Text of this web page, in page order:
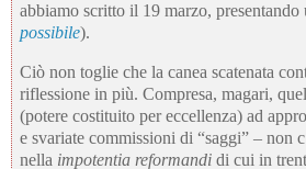
abbiamo scritto il 19 marzo,
possibile).
Ciò non toglie che la canea scatenata
riflessione in più. Compresa, magari,
(potere costituito per eccellenza) ad
e svariate commissioni di “saggi” – non
nella impotentia reformandi di cui in